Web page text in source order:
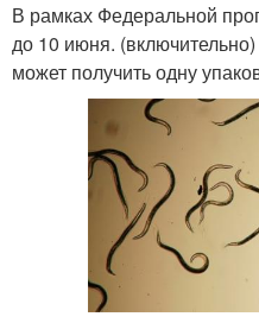
В рамках Федеральной
до 10 июня.
может получить одну